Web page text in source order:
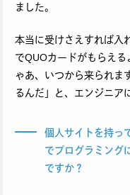
ました。
本当に受けさえすれば入
でQUOカードがもらえ
ゃあ、いつから来られま
るんだ」と、エンジニア
個人サイトを持っ
でプログラミング
ですか？